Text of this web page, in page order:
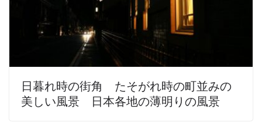
日暮れ時の街角 たそがれ時の町並みの
美しい風景 日本各地の薄明りの風景